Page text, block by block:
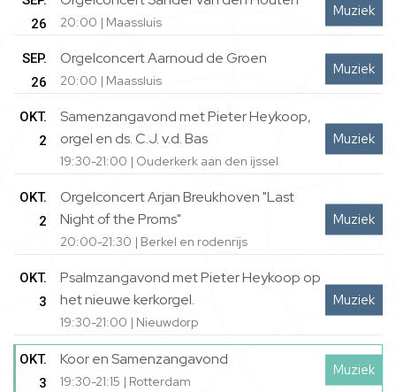
Muziek
26
20:00 | Maassluis
Muziek
SEP.
26
Orgelconcert Aarnoud de Groen
20:00 | Maassluis
Muziek
OKT.
2
Samenzangavond met Pieter Heykoop,
orgel en ds. C.J. v.d. Bas
19:30-21:00 | Ouderkerk aan den ijssel
Muziek
OKT.
2
Orgelconcert Arjan Breukhoven "Last
Night of the Proms"
20:00-21:30 | Berkel en rodenrijs
Muziek
OKT.
3
Psalmzangavond met Pieter Heykoop op
het nieuwe kerkorgel.
19:30-21:00 | Nieuwdorp
Muziek
OKT.
3
Koor en Samenzangavond
19:30-21:15 | Rotterdam